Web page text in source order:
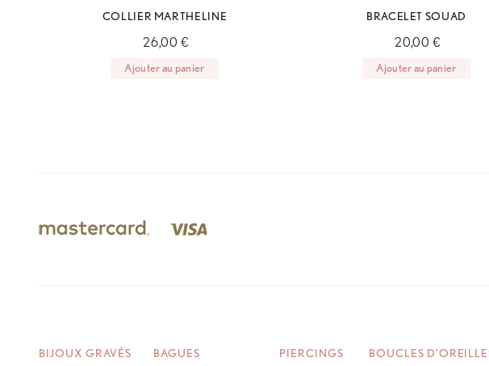
COLLIER MARTHELINE
26,00 €
Ajouter au panier
BRACELET SOUAD
20,00 €
Ajouter au panier
BIJOUX GRAVÉS BAGUES PIERCINGS BOUCLES